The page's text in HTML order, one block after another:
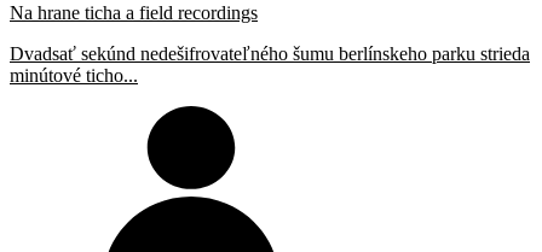
Na hrane ticha a field recordings
Dvadsať sekúnd nedešifrovateľného šumu berlínskeho parku strieda
minútové ticho...